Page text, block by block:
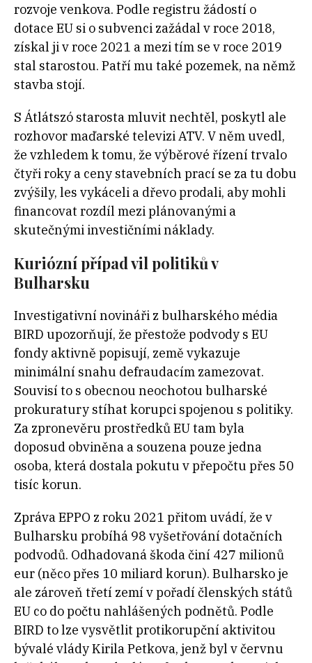
rozvoje venkova. Podle registru žádostí o
dotace EU si o subvenci zažádal v roce 2018,
získal ji v roce 2021 a mezi tím se v roce 2019
stal starostou. Patří mu také pozemek, na němž
stavba stojí.
S Átlátszó starosta mluvit nechtěl, poskytl ale
rozhovor maďarské televizi ATV. V něm uvedl,
že vzhledem k tomu, že výběrové řízení trvalo
čtyři roky a ceny stavebních prací se za tu dobu
zvýšily, les vykáceli a dřevo prodali, aby mohli
financovat rozdíl mezi plánovanými a
skutečnými investičními náklady.
Kuriózní případ vil politiků v
Bulharsku
Investigativní novináři z bulharského média
BIRD upozorňují, že přestože podvody s EU
fondy aktivně popisují, země vykazuje
minimální snahu defraudacím zamezovat.
Souvisí to s obecnou neochotou bulharské
prokuratury stíhat korupci spojenou s politiky.
Za zpronevěru prostředků EU tam byla
doposud obviněna a souzena pouze jedna
osoba, která dostala pokutu v přepočtu přes 50
tisíc korun.
Zpráva EPPO z roku 2021 přitom uvádí, že v
Bulharsku probíhá 98 vyšetřování dotačních
podvodů. Odhadovaná škoda činí 427 milionů
eur (něco přes 10 miliard korun). Bulharsko je
ale zároveň třetí zemí v pořadí členských států
EU co do počtu nahlášených podnětů. Podle
BIRD to lze vysvětlit protikorupční aktivitou
bývalé vlády Kirila Petkova, jenž byl v červnu